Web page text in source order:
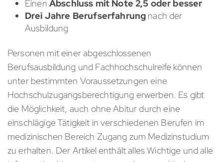
Einen Abschluss mit Note 2,5 oder besser
Drei Jahre Berufserfahrung nach der
Ausbildung
Personen mit einer abgeschlossenen
Berufsausbildung und Fachhochschulreife können
unter bestimmten Voraussetzungen eine
Hochschulzugangsberechtigung erwerben. Es gibt
die Möglichkeit, auch ohne Abitur durch eine
einschlägige Tätigkeit in verschiedenen Berufen im
medizinischen Bereich Zugang zum Medizinstudium
zu erhalten. Der Artikel enthält alles Wichtige und alle